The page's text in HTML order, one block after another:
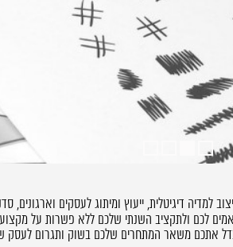
1
2
למדיה דיגיטלית, ייעוץ ומיתוג לעסקים וארגונים,
לכם ולתקציב השנתי שלכם ללא פשרות על
אתכם משאר המתחרים שלכם בשוק ותגרום לעסק